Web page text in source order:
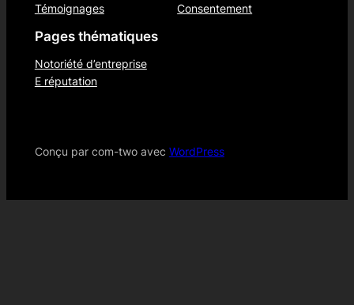
Témoignages
Consentement
Pages thématiques
Notoriété d’entreprise
E réputation
Conçu par com-two avec WordPress